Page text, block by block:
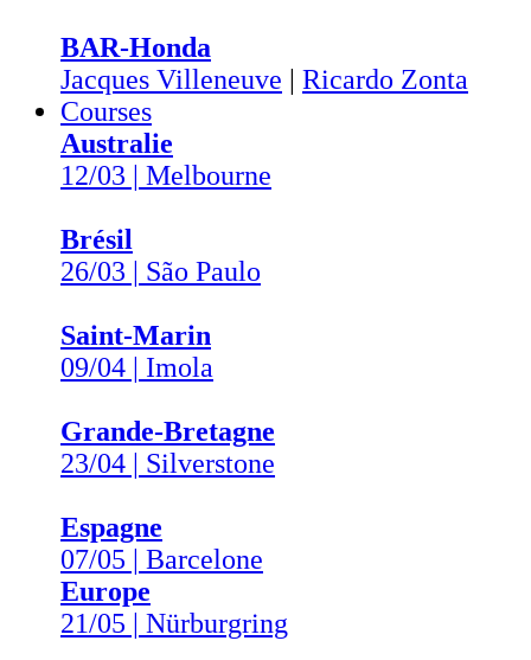
BAR-Honda
Jacques Villeneuve | Ricardo Zonta
Courses
Australie
12/03 | Melbourne
Brésil
26/03 | São Paulo
Saint-Marin
09/04 | Imola
Grande-Bretagne
23/04 | Silverstone
Espagne
07/05 | Barcelone
Europe
21/05 | Nürburgring